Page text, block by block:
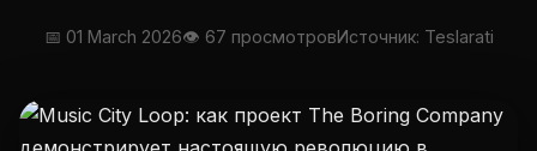
📅 01 March 2026👁 67 просмотровИсточник: Teslarati